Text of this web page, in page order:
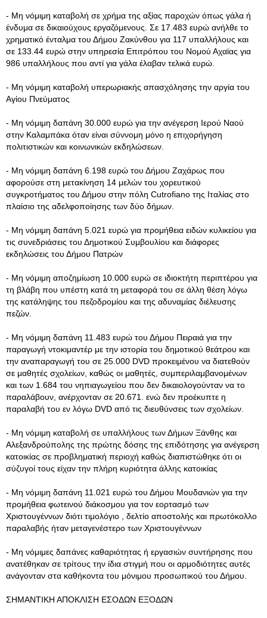
- Μη νόμιμη καταβολή σε χρήμα της αξίας παροχών όπως γάλα ή
ένδυμα σε δικαιούχους εργαζόμενους. Σε 17.483 ευρώ ανήλθε το
χρηματικό ένταλμα του Δήμου Ζακύνθου για 117 υπαλλήλους και
σε 133.44 ευρώ στην υπηρεσία Επιτρόπου του Νομού Αχαϊας για
986 υπαλλήλους που αντί για γάλα έλαβαν τελικά ευρώ.
- Μη νόμιμη καταβολή υπερωριακής απασχόλησης την αργία του
Αγίου Πνεύματος
- Μη νόμιμη δαπάνη 30.000 ευρώ για την ανέγερση Ιερού Ναού
στην Καλαμπάκα όταν είναι σύννομη μόνο η επιχορήγηση
πολιτιστικών και κοινωνικών εκδηλώσεων.
- Μη νόμιμη δαπάνη 6.198 ευρώ του Δήμου Ζαχάρως που
αφορούσε στη μετακίνηση 14 μελών του χορευτικού
συγκροτήματος του Δήμου στην πόλη Cutrofiano της Ιταλίας στο
πλαίσιο της αδελφοποίησης των δύο δήμων.
- Μη νόμιμη δαπάνη 5.021 ευρώ για προμήθεια ειδών κυλικείου για
τις συνεδριάσεις του Δημοτικού Συμβουλίου και διάφορες
εκδηλώσεις του Δήμου Πατρών
- Μη νόμιμη αποζημίωση 10.000 ευρώ σε ιδιοκτήτη περιπτέρου για
τη βλάβη που υπέστη κατά τη μεταφορά του σε άλλη θέση λόγω
της κατάληψης του πεζοδρομίου και της αδυναμίας διέλευσης
πεζών.
- Μη νόμιμη δαπάνη 11.483 ευρώ του Δήμου Πειραιά για την
παραγωγή ντοκιμαντέρ με την ιστορία του δημοτικού θεάτρου και
την αναπαραγωγή του σε 25.000 DVD προκειμένου να διατεθούν
σε μαθητές σχολείων, καθώς οι μαθητές, συμπεριλαμβανομένων
και των 1.684 του νηπιαγωγείου που δεν δικαιολογούνταν να το
παραλάβουν, ανέρχονταν σε 20.671. ενώ δεν προέκυπτε η
παραλαβή του εν λόγω DVD από τις διευθύνσεις των σχολείων.
- Μη νόμιμη καταβολή σε υπαλλήλους των Δήμων Ξάνθης και
Αλεξανδρούπολης της πρώτης δόσης της επιδότησης για ανέγερση
κατοικίας σε προβληματική περιοχή καθώς διαπιστώθηκε ότι οι
σύζυγοί τους είχαν την πλήρη κυριότητα άλλης κατοικίας
- Μη νόμιμη δαπάνη 11.021 ευρώ του Δήμου Μουδανιών για την
προμήθεια φωτεινού διάκοσμου για τον εορτασμό των
Χριστουγέννων διότι τιμολόγιο , δελτίο αποστολής και πρωτόκολλο
παραλαβής ήταν μεταγενέστερο των Χριστουγέννων
- Μη νόμιμες δαπάνες καθαριότητας ή εργασιών συντήρησης που
ανατέθηκαν σε τρίτους την ίδια στιγμή που οι αρμοδιότητες αυτές
ανάγονταν στα καθήκοντα του μόνιμου προσωπικού του Δήμου.
ΣΗΜΑΝΤΙΚΗ ΑΠΟΚΛΙΣΗ ΕΣΟΔΩΝ ΕΞΟΔΩΝ